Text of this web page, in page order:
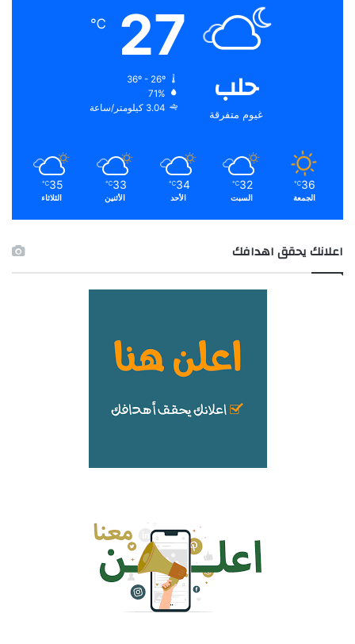
حلب
غيوم متفرقة
27
℃
36º - 26º
71%
3.04 كيلومتر/ساعة
36
℃
الجمعة
32
℃
السبت
34
℃
الأحد
33
℃
الأثنين
35
℃
الثلاثاء
اعلانك يحقق اهدافك